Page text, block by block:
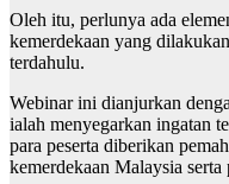
Oleh itu, perlunya ada
kemerdekaan yang
terdahulu.
Webinar ini dianjurkan
ialah menyegarkan ingatan
para peserta diberikan
kemerdekaan Malaysia